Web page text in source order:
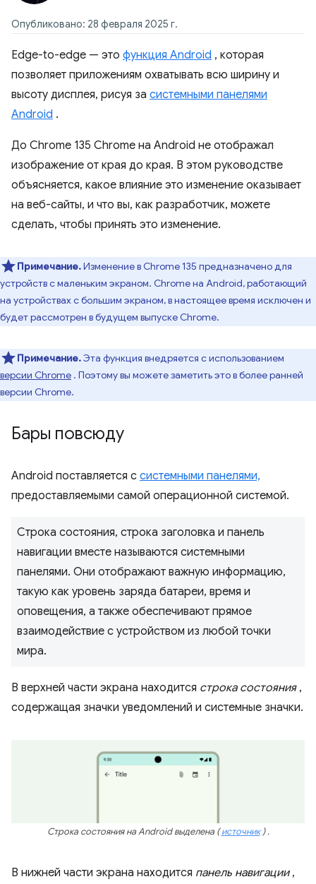
Опубликовано: 28 февраля 2025 г.
Edge-to-edge — это функция Android , которая
позволяет приложениям охватывать всю ширину и
высоту дисплея, рисуя за системными панелями
Android .
До Chrome 135 Chrome на Android не отображал
изображение от края до края. В этом руководстве
объясняется, какое влияние это изменение оказывает
на веб-сайты, и что вы, как разработчик, можете
сделать, чтобы принять это изменение.
Примечание.Изменение в Chrome 135 предназначено для
устройств с маленьким экраном. Chrome на Android, работающий
на устройствах с большим экраном, в настоящее время исключен и
будет рассмотрен в будущем выпуске Chrome.
Примечание.Эта функция внедряется с использованием
версии Chrome . Поэтому вы можете заметить это в более ранней
версии Chrome.
Бары повсюду
Android поставляется с системными панелями,
предоставляемыми самой операционной системой.
Строка состояния, строка заголовка и панель
навигации вместе называются системными
панелями. Они отображают важную информацию,
такую ​​как уровень заряда батареи, время и
оповещения, а также обеспечивают прямое
взаимодействие с устройством из любой точки
мира.
В верхней части экрана находится строка состояния,
содержащая значки уведомлений и системные значки.
Строка состояния на Android выделена(источник).
В нижней части экрана находится панель навигации,